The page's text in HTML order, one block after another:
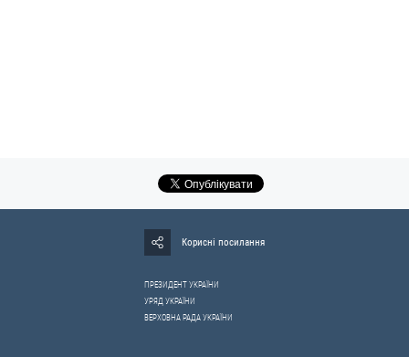
Корисні посилання
ПРЕЗИДЕНТ УКРАЇНИ
УРЯД УКРАЇНИ
ВЕРХОВНА РАДА УКРАЇНИ